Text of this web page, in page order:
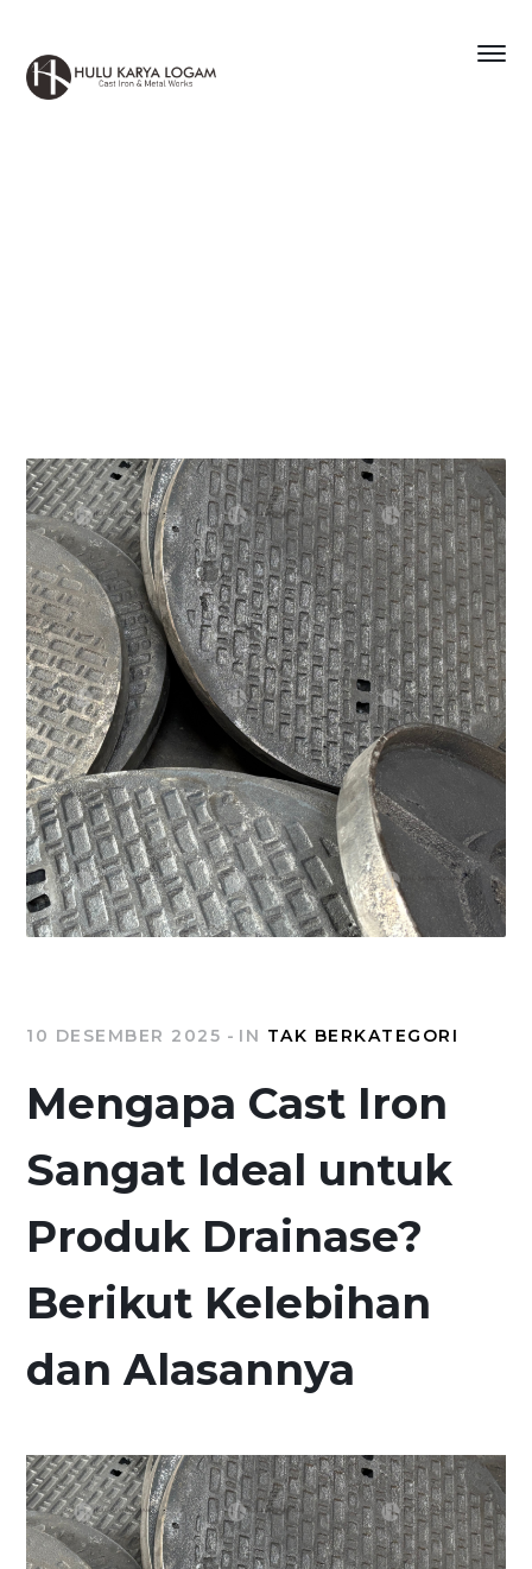
10 DESEMBER 2025 IN TAK BERKATEGORI
Mengapa Cast Iron
Sangat Ideal untuk
Produk Drainase?
Berikut Kelebihan
dan Alasannya